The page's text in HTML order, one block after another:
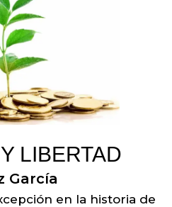
LIBERTAD
García
en la historia de